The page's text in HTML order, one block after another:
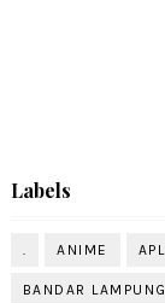
Labels
. ANIME
BANDAR LAMPUNG